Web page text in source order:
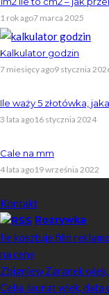
1 rok ago7 marca 2025
Kalkulator godzin
7 miesięcy ago9 stycznia
Ile waży 5 złotówka,
3 lata ago16 stycznia 2024
Cale na mm
4 lata ago19 września 2022
Kontakt
Rozrywka
Ile kosztuje film
na cenę
Zbigniew Zaranek
Celia Jaunat wiek, data